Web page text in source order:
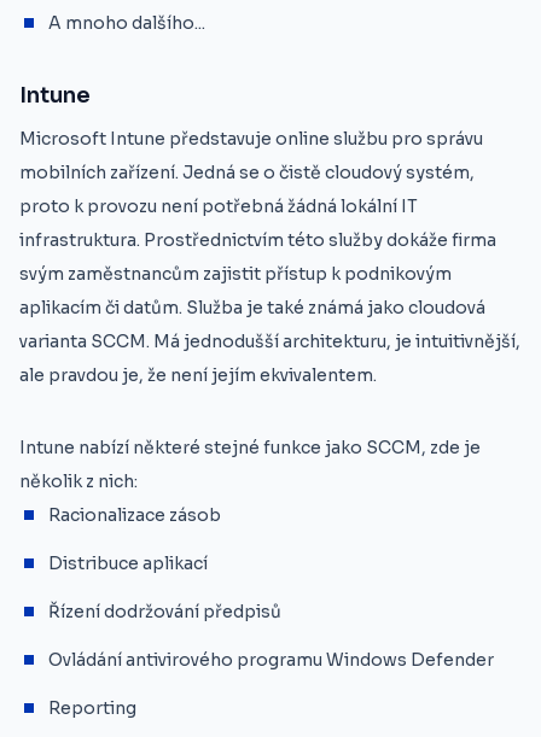
A mnoho dalšího...
Intune
Microsoft Intune představuje online službu pro správu
mobilních zařízení. Jedná se o čistě cloudový systém,
proto k provozu není potřebná žádná lokální IT
infrastruktura. Prostřednictvím této služby dokáže firma
svým zaměstnancům zajistit přístup k podnikovým
aplikacím či datům. Služba je také známá jako cloudová
varianta SCCM. Má jednodušší architekturu, je intuitivnější,
ale pravdou je, že není jejím ekvivalentem.
Intune nabízí některé stejné funkce jako SCCM, zde je
několik z nich:
Racionalizace zásob
Distribuce aplikací
Řízení dodržování předpisů
Ovládání antivirového programu Windows Defender
Reporting